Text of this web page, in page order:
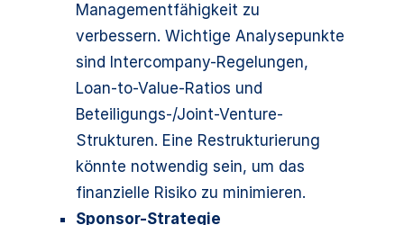
Managementfähigkeit zu
verbessern. Wichtige Analysepunkte
sind Intercompany-Regelungen,
Loan-to-Value-Ratios und
Beteiligungs-/Joint-Venture-
Strukturen. Eine Restrukturierung
könnte notwendig sein, um das
finanzielle Risiko zu minimieren.
Sponsor-Strategie